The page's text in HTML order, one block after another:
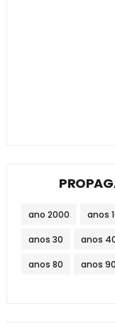
ano 2000 anos
anos 30 anos
anos 80 anos 90